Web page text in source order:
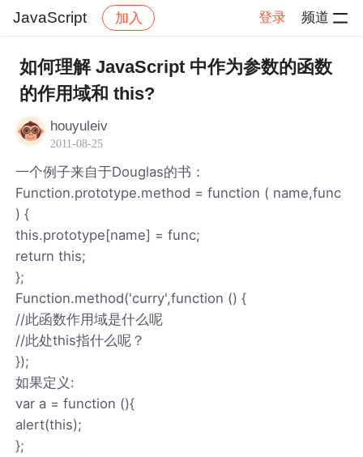
JavaScript 加入 登录 频道
社区 JavaScript 帖子详情
如何理解 JavaScript 中作为参数的函数
的作用域和 this?
houyuleiv
2011-08-25
一个例子来自于Douglas的书：
Function.prototype.method = function ( name,func
) {
this.prototype[name] = func;
return this;
};
Function.method('curry',function () {
//此函数作用域是什么呢
//此处this指什么呢？
});
如果定义:
var a = function (){
alert(this);
};